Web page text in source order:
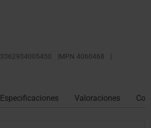
3362934005450 |MPN 4060468
|
Especificaciones Valoraciones